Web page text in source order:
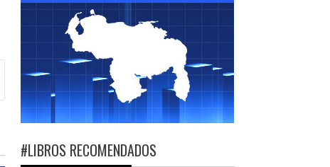
#LIBROS RECOMENDADOS